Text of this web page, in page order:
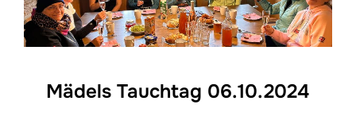
Mädels Tauchtag 06.10.2024